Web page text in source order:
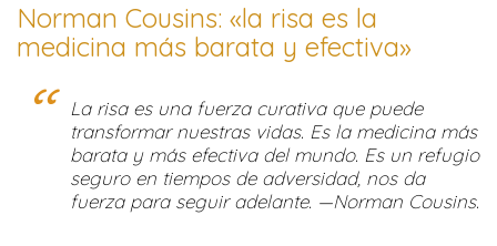
Norman Cousins: «la risa es la
medicina más barata y efectiva»
La risa es una fuerza curativa que puede
transformar nuestras vidas. Es la medicina más
barata y más efectiva del mundo. Es un refugio
seguro en tiempos de adversidad, nos da
fuerza para seguir adelante. —Norman Cousins.